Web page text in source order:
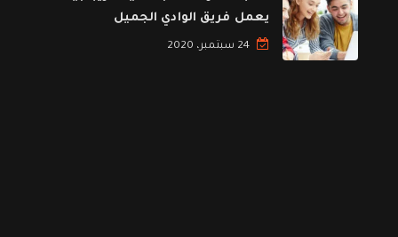
يعمل فريق الوادي الجميل